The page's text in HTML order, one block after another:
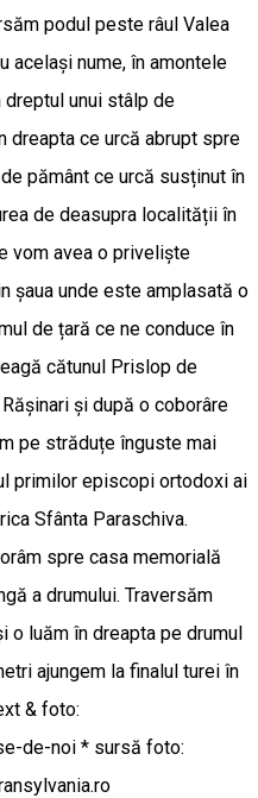
podul peste râul Valea
același nume, în amontele
dreptul unui stâlp de
dreapta ce urcă abrupt spre
pământ ce urcă susținut în
de deasupra localității în
vom avea o priveliște
șaua unde este amplasată o
de țară ce ne conduce în
cătunul Prislop de
și după o coborâre
pe străduțe înguste mai
primilor episcopi ortodoxi ai
Sfânta Paraschiva.
spre casa memorială
a drumului. Traversăm
o luăm în dreapta pe drumul
ajungem la finalul turei în
& foto:
de-noi * sursă foto: